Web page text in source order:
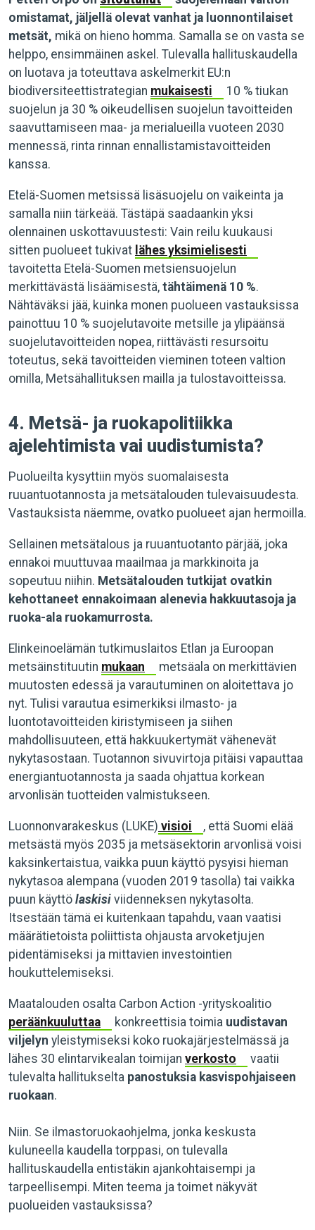
omistamat, jäljellä olevat vanhat ja luonnontilaiset
metsät, mikä on hieno homma. Samalla se on vasta se
helppo, ensimmäinen askel. Tulevalla hallituskaudella
on luotava ja toteuttava askelmerkit EU:n
biodiversiteettistrategian mukaisesti
10 % tiukan
suojelun ja 30 % oikeudellisen suojelun tavoitteiden
saavuttamiseen maa- ja merialueilla vuoteen 2030
mennessä, rinta rinnan ennallistamistavoitteiden
kanssa.
Etelä-Suomen metsissä lisäsuojelu on vaikeinta ja
samalla niin tärkeää. Tästäpä saadaankin yksi
olennainen uskottavuustesti: Vain reilu kuukausi
sitten puolueet tukivat lähes yksimielisesti
tavoitetta Etelä-Suomen metsiensuojelun
merkittävästä lisäämisestä, tähtäimenä 10 %.
Nähtäväksi jää, kuinka monen puolueen vastauksissa
painottuu 10 % suojelutavoite metsille ja ylipäänsä
suojelutavoitteiden nopea, riittävästi resursoitu
toteutus, sekä tavoitteiden vieminen toteen valtion
omilla, Metsähallituksen mailla ja tulostavoitteissa.
4. Metsä- ja ruokapolitiikka
ajelehtimista vai uudistumista?
Puolueilta kysyttiin myös suomalaisesta
ruuantuotannosta ja metsätalouden tulevaisuudesta.
Vastauksista näemme, ovatko puolueet ajan hermoilla.
Sellainen metsätalous ja ruuantuotanto pärjää, joka
ennakoi muuttuvaa maailmaa ja markkinoita ja
sopeutuu niihin. Metsätalouden tutkijat ovatkin
kehottaneet ennakoimaan alenevia hakkuutasoja ja
ruoka-ala ruokamurrosta.
Elinkeinoelämän tutkimuslaitos Etlan ja Euroopan
metsäinstituutin mukaan
metsäala on merkittävien
muutosten edessä ja varautuminen on aloitettava jo
nyt. Tulisi varautua esimerkiksi ilmasto- ja
luontotavoitteiden kiristymiseen ja siihen
mahdollisuuteen, että hakkuukertymät vähenevät
nykytasostaan. Tuotannon sivuvirtoja pitäisi vapauttaa
energiantuotannosta ja saada ohjattua korkean
arvonlisän tuotteiden valmistukseen.
Luonnonvarakeskus (LUKE) visioi
, että Suomi elää
metsästä myös 2035 ja metsäsektorin arvonlisä voisi
kaksinkertaistua, vaikka puun käyttö pysyisi hieman
nykytasoa alempana (vuoden 2019 tasolla) tai vaikka
puun käyttö laskisi viidenneksen nykytasolta.
Itsestään tämä ei kuitenkaan tapahdu, vaan vaatisi
määrätietoista poliittista ohjausta arvoketjujen
pidentämiseksi ja mittavien investointien
houkuttelemiseksi.
Maatalouden osalta Carbon Action -yrityskoalitio
peräänkuuluttaa
konkreettisia toimia uudistavan
viljelyn yleistymiseksi koko ruokajärjestelmässä ja
lähes 30 elintarvikealan toimijan verkosto
vaatii
tulevalta hallitukselta panostuksia kasvispohjaiseen
ruokaan.
Niin. Se ilmastoruokaohjelma, jonka keskusta
kuluneella kaudella torppasi, on tulevalla
hallituskaudella entistäkin ajankohtaisempi ja
tarpeellisempi. Miten teema ja toimet näkyvät
puolueiden vastauksissa?